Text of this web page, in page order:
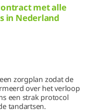
met alle
in Nederland
zorgplan zodat de
over het verloop
een strak protocol
tandartsen.